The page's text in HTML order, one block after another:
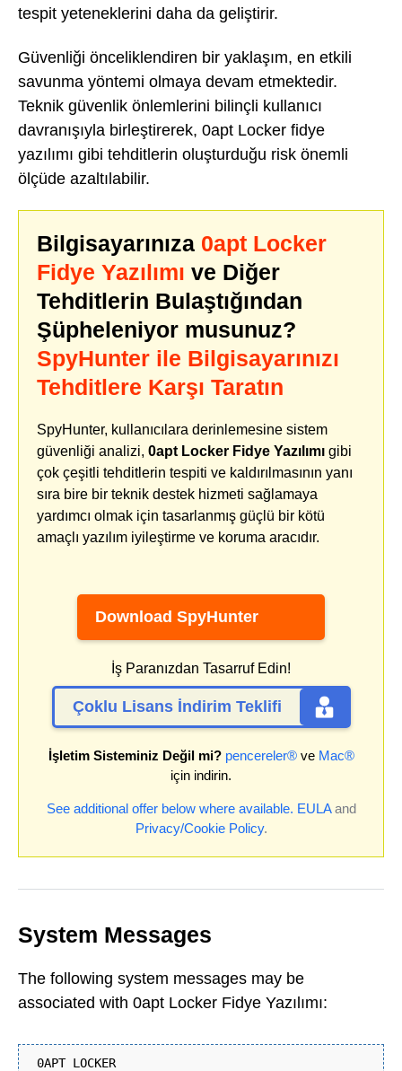
tespit yeteneklerini daha da geliştirir.
Güvenliği önceliklendiren bir yaklaşım, en etkili
savunma yöntemi olmaya devam etmektedir.
Teknik güvenlik önlemlerini bilinçli kullanıcı
davranışıyla birleştirerek, 0apt Locker fidye
yazılımı gibi tehditlerin oluşturduğu risk önemli
ölçüde azaltılabilir.
Bilgisayarınıza 0apt Locker
Fidye Yazılımı ve Diğer
Tehditlerin Bulaştığından
Şüpheleniyor musunuz?
SpyHunter ile Bilgisayarınızı
Tehditlere Karşı Taratın
SpyHunter, kullanıcılara derinlemesine sistem
güvenliği analizi, 0apt Locker Fidye Yazılımı gibi
çok çeşitli tehditlerin tespiti ve kaldırılmasının yanı
sıra bire bir teknik destek hizmeti sağlamaya
yardımcı olmak için tasarlanmış güçlü bir kötü
amaçlı yazılım iyileştirme ve koruma aracıdır.
Download SpyHunter
İş Paranızdan Tasarruf Edin!
Çoklu Lisans İndirim Teklifi
İşletim Sisteminiz Değil mi? pencereler®ve Mac®
için indirin.
See additional offer below where available. EULAand
Privacy/Cookie Policy.
System Messages
The following system messages may be
associated with 0apt Locker Fidye Yazılımı:
0APT LOCKER